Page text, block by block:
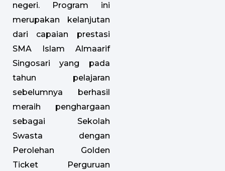
negeri. Program ini
merupakan kelanjutan
dari capaian prestasi
SMA Islam Almaarif
Singosari yang pada
tahun pelajaran
sebelumnya berhasil
meraih penghargaan
sebagai Sekolah
Swasta dengan
Perolehan Golden
Ticket Perguruan